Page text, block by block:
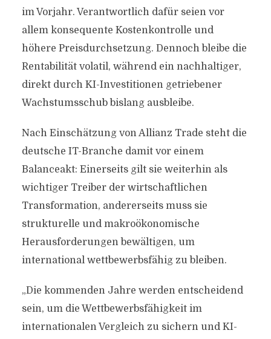
im Vorjahr. Verantwortlich dafür seien vor
allem konsequente Kostenkontrolle und
höhere Preisdurchsetzung. Dennoch bleibe die
Rentabilität volatil, während ein nachhaltiger,
direkt durch KI-Investitionen getriebener
Wachstumsschub bislang ausbleibe.
Nach Einschätzung von Allianz Trade steht die
deutsche IT-Branche damit vor einem
Balanceakt: Einerseits gilt sie weiterhin als
wichtiger Treiber der wirtschaftlichen
Transformation, andererseits muss sie
strukturelle und makroökonomische
Herausforderungen bewältigen, um
international wettbewerbsfähig zu bleiben.
„Die kommenden Jahre werden entscheidend
sein, um die Wettbewerbsfähigkeit im
internationalen Vergleich zu sichern und KI-